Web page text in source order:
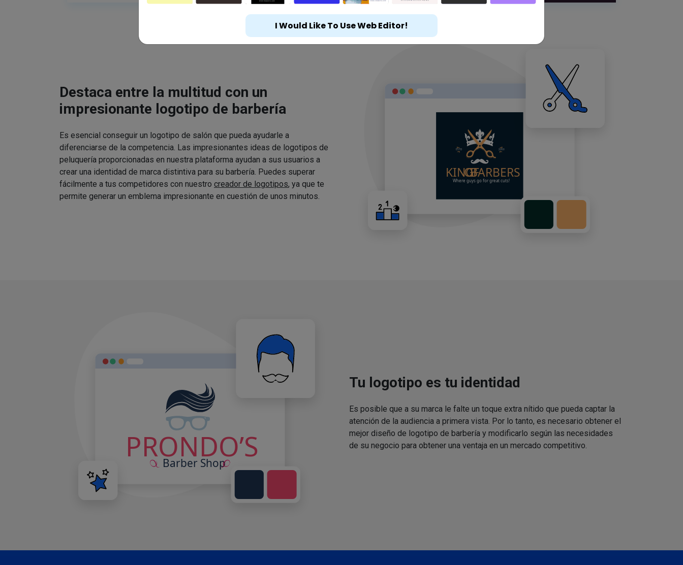
Destaca entre la multitud con un
impresionante logotipo de barbería
Es esencial conseguir un logotipo de salón que pueda ayudarle a
diferenciarse de la competencia. Las impresionantes ideas de logotipos de
peluquería proporcionadas en nuestra plataforma ayudan a sus usuarios a
crear una identidad de marca distintiva para su barbería. Puedes superar
fácilmente a tus competidores con nuestro creador de logotipos, ya que te
permite generar un emblema impresionante en cuestión de unos minutos.
Tu logotipo es tu identidad
Es posible que a su marca le falte un toque extra nítido que pueda captar la
atención de la audiencia a primera vista. Por lo tanto, es necesario obtener el
mejor diseño de logotipo de barbería y modificarlo según las necesidades
de su negocio para obtener una ventaja en un mercado competitivo.
I Would Like To Use Web Editor!